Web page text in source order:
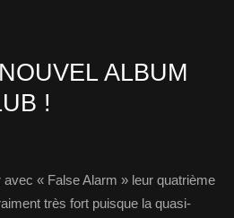
ALBUM
!
« False Alarm » leur quatrième
très fort puisque la quasi-